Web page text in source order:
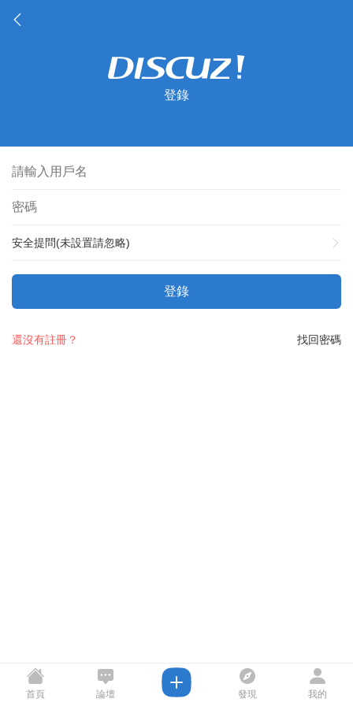
登錄
安全提問(未設置請忽略)
登錄
找回密碼
還沒有註冊？
首頁 論壇 發現 我的